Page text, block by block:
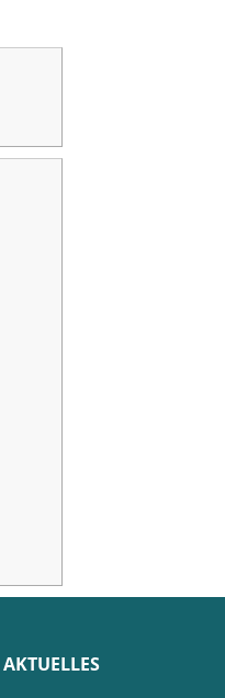
AKTUELLES